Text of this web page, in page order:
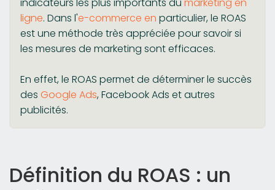
ligne. Dans l'e-commerce en particulier, le ROAS
est une méthode très appréciée pour savoir si
les mesures de marketing sont efficaces.
En effet, le ROAS permet de déterminer le succès
des Google Ads, Facebook Ads et autres
publicités.
Définition du ROAS : un